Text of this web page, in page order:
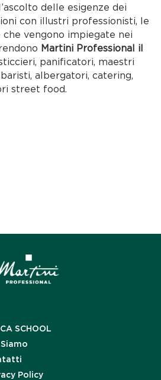
delle esigenze dei
con illustri professionisti, le
vengono impiegate nei
Martini Professional il
panificatori, maestri
albergatori, catering,
street food.
SCHOOL
Policy